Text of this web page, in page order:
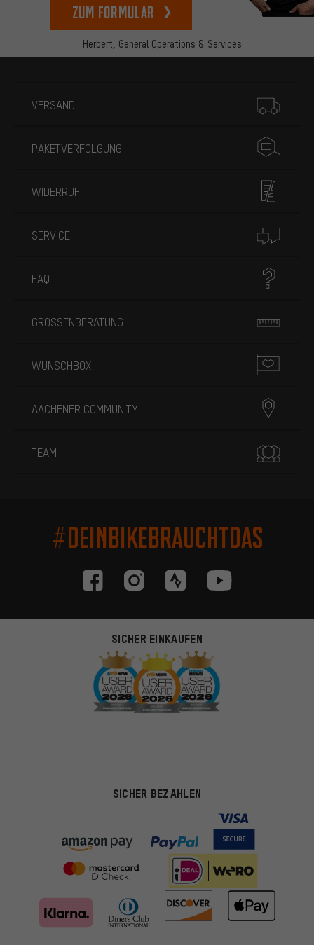
Herbert, General Operations & Services
zum Formular
VERSAND
PAKETVERFOLGUNG
WIDERRUF
SERVICE
FAQ
GRÖSSENBERATUNG
WUNSCHBOX
AACHENER COMMUNITY
TEAM
#DEINBIKEBRAUCHTDAS
SICHER EINKAUFEN
SICHER BEZAHLEN